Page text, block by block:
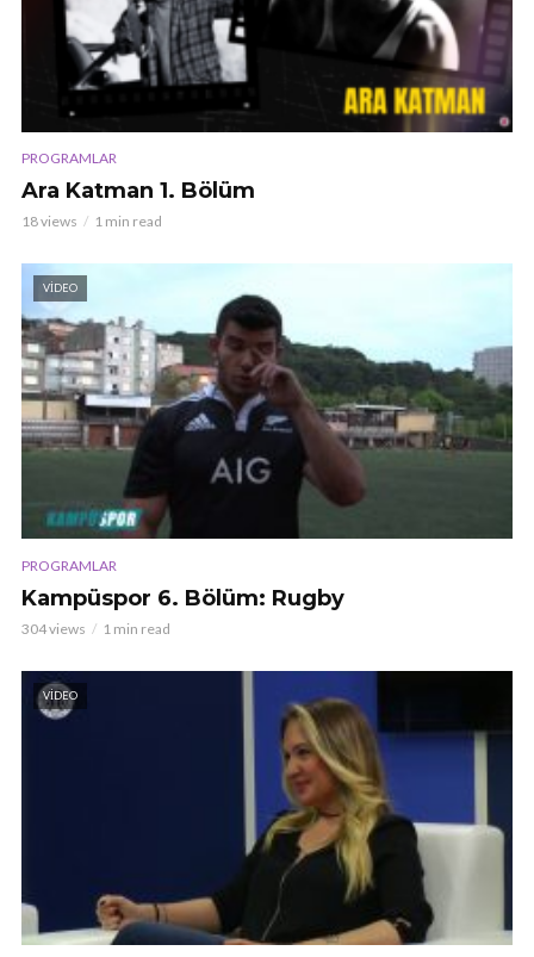
PROGRAMLAR
Ara Katman 1. Bölüm
18 views 1 min read
VIDEO
PROGRAMLAR
Kampüspor 6. Bölüm: Rugby
304 views 1 min read
VIDEO